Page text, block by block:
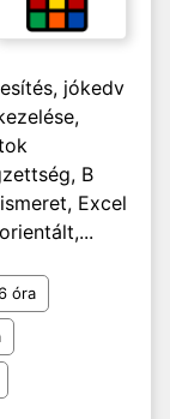
jókedv
B
Excel
óra